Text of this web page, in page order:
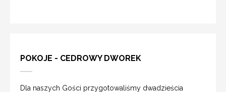
POKOJE - CEDROWY DWOREK
Dla naszych Gości przygotowaliśmy dwadzieścia